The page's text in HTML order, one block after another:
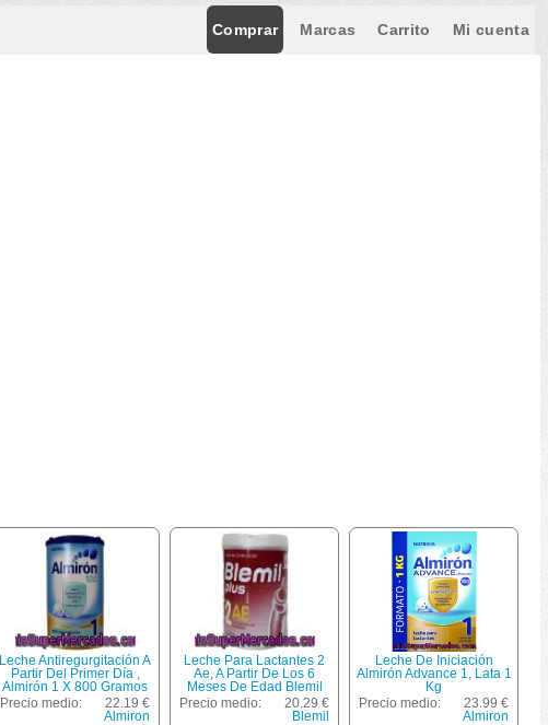
Comprar Marcas Carrito Mi cuenta
Leche Antiregurgitación A
Partir Del Primer Día ,
Almirón 1 X 800 Gramos
Precio medio:
22.19 €
Almiron
Leche Para Lactantes 2
Ae, A Partir De Los 6
Meses De Edad Blemil
Plus 800 Gramos
Precio medio:
20.29 €
Blemil
Leche De Iniciación
Almirón Advance 1, Lata 1
Kg
Precio medio:
23.99 €
Almiron